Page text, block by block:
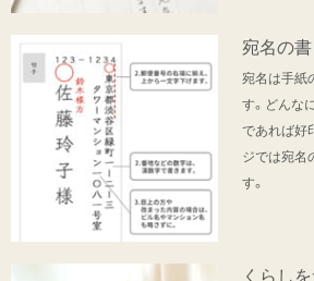
宛名の書
宛名は手紙
す。どんな
であれば好
ジでは宛名
す。
くらし